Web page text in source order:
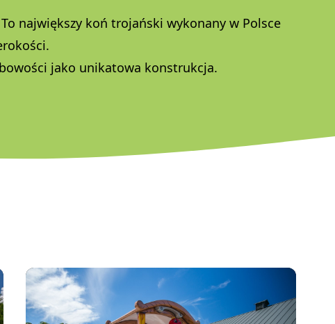
największy koń trojański wykonany w Polsce
jako unikatowa konstrukcja.